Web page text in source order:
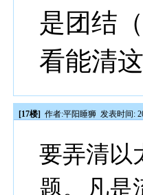
是团结
看能清
[17楼] 作者:平阳睡狮 发表时间:
要弄清以
题。凡是